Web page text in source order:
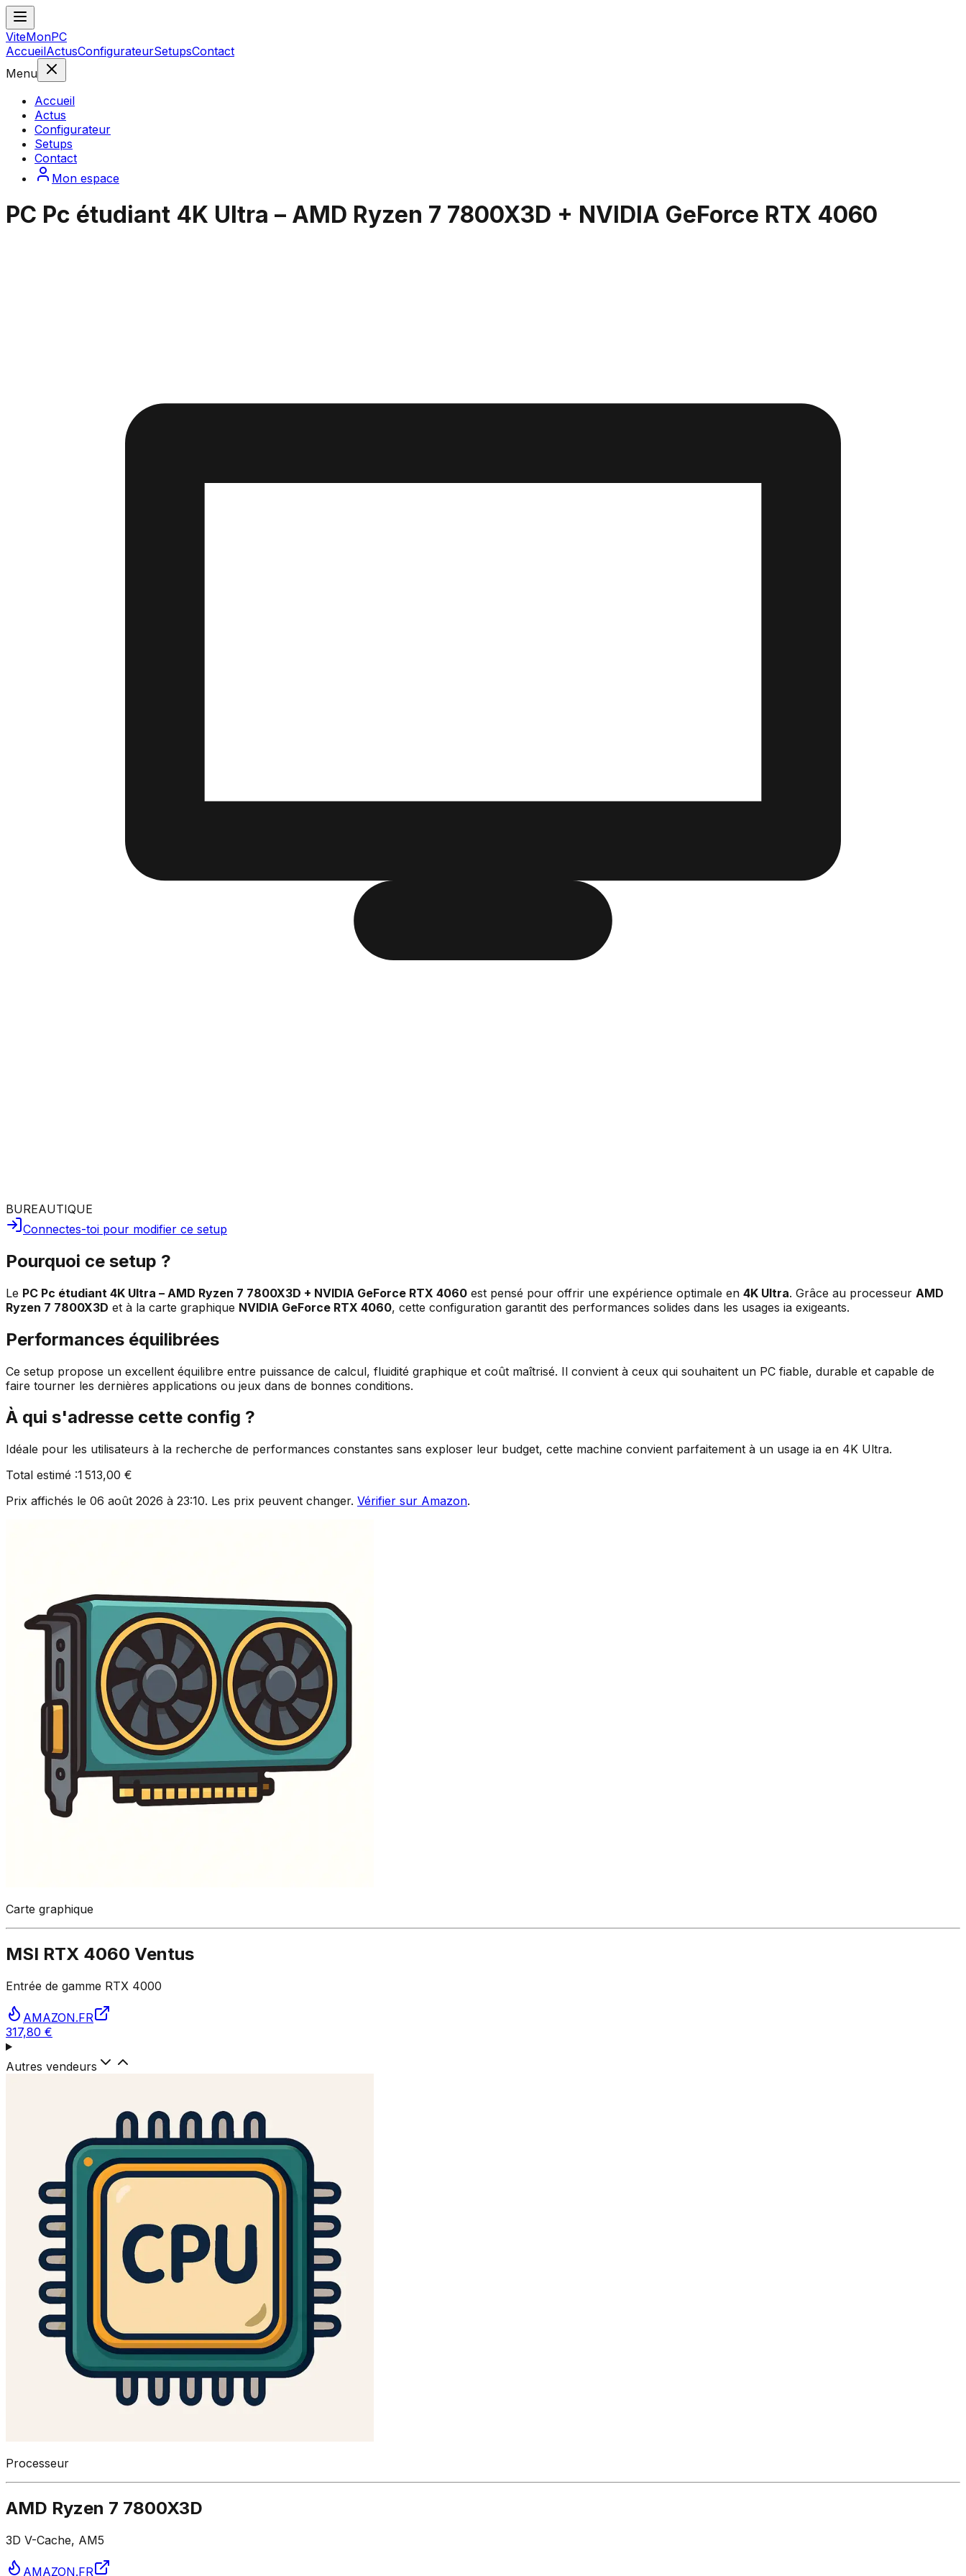
ViteMonPC
AccueilActusConfigurateurSetupsContact
Menu
Accueil
Actus
Configurateur
Setups
Contact
Mon espace
PC Pc étudiant 4K Ultra – AMD Ryzen 7 7800X3D + NVIDIA GeForce RTX 4060
BUREAUTIQUE
Connectes-toi pour modifier ce setup
Pourquoi ce setup ?
Le PC Pc étudiant 4K Ultra – AMD Ryzen 7 7800X3D + NVIDIA GeForce RTX 4060 est pensé pour offrir une expérience optimale en 4K Ultra. Grâce au processeur AMD
Ryzen 7 7800X3D et à la carte graphique NVIDIA GeForce RTX 4060, cette configuration garantit des performances solides dans les usages ia exigeants.
Performances équilibrées
Ce setup propose un excellent équilibre entre puissance de calcul, fluidité graphique et coût maîtrisé. Il convient à ceux qui souhaitent un PC fiable, durable et capable de
faire tourner les dernières applications ou jeux dans de bonnes conditions.
À qui s'adresse cette config ?
Idéale pour les utilisateurs à la recherche de performances constantes sans exploser leur budget, cette machine convient parfaitement à un usage ia en 4K Ultra.
Total estimé :1 513,00 €
Prix affichés le 06 août 2026 à 23:10. Les prix peuvent changer. Vérifier sur Amazon.
Carte graphique
MSI RTX 4060 Ventus
Entrée de gamme RTX 4000
AMAZON.FR
317,80 €
Autres vendeurs
Processeur
AMD Ryzen 7 7800X3D
3D V-Cache, AM5
AMAZON.FR